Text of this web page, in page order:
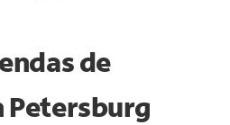
de
Petersburg